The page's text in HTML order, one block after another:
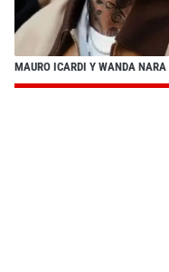
MAURO ICARDI Y WANDA NARA